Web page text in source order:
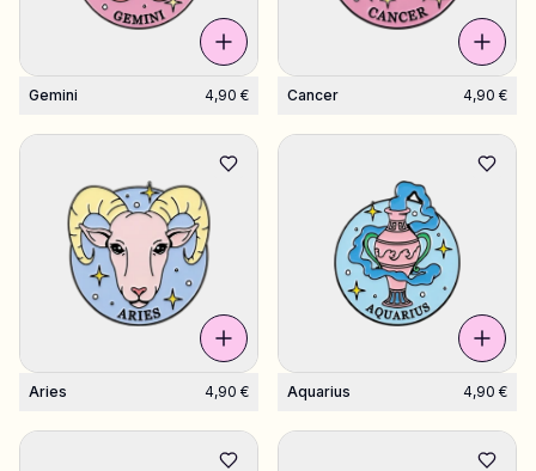
Gemini 4,90 € Cancer 4,90 €
Aries 4,90 € Aquarius 4,90 €